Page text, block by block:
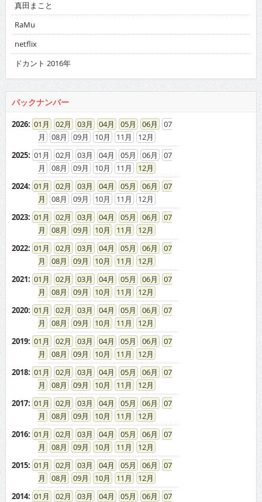
真田まこと
RaMu
netflix
ドカント 2016年
バックナンバー
2026: 01 02 03 04 05 06
07
08
09 10 11
12
2025: 01 02 03 04 05 06
07
08
09 10 11
12
2024: 01 02 03 04 05 06
07
08
09 10 11
12
2023: 01 02 03 04 05 06
07
08
09 10 11
12
2022: 01 02 03 04 05 06
07
08
09 10 11
12
2021: 01 02 03 04 05 06
07
08
09 10 11
12
2020: 01 02 03 04 05 06
07
08
09 10 11
12
2019: 01 02 03 04 05 06
07
08
09 10 11
12
2018: 01 02 03 04 05 06
07
08
09 10 11
12
2017: 01 02 03 04 05 06
07
08
09 10 11
12
2016: 01 02 03 04 05 06
07
08
09 10 11
12
2015: 01 02 03 04 05 06
07
08
09 10 11
12
2014: 01 02 03 04 05 06
07